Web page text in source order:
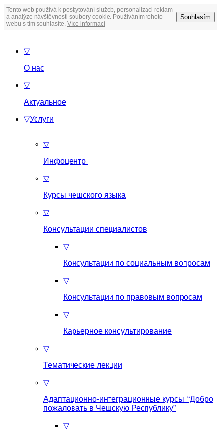
Tento web používá k poskytování služeb, personalizaci reklam
a analýze návštěvnosti soubory cookie. Používáním tohoto
webu s tím souhlasíte. Více informací
Souhlasím
▽
О нас
▽
Актуальное
▽Услуги
▽
Инфоцентр
▽
Курсы чешского языка
▽
Консультации специалистов
▽
Консультации по социальным вопросам
▽
Консультации по правовым вопросам
▽
Карьерное консультирование
▽
Тематические лекции
▽
Адаптационно-интеграционные курсы “Добро
пожаловать в Чешскую Республику”
▽